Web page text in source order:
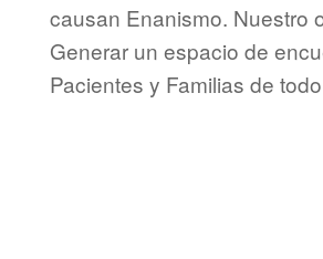
causan Enanismo. Nuestro
Generar un espacio de
Pacientes y Familias de